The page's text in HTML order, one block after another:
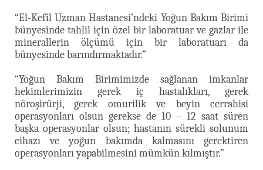
“El-Kefîl Uzman Hastanesi’ndeki Yoğun Bakım Birimi
bünyesinde tahlil için özel bir laboratuar ve gazlar ile
minerallerin ölçümü için bir laboratuarı da
bünyesinde barındırmaktadır.”
“Yoğun Bakım Birimimizde sağlanan imkanlar
hekimlerimizin gerek iç hastalıkları, gerek
nöroşirürji, gerek omurilik ve beyin cerrahisi
operasyonları olsun gerekse de 10 – 12 saat süren
başka operasyonlar olsun; hastanın sürekli solunum
cihazı ve yoğun bakımda kalmasını gerektiren
operasyonları yapabilmesini mümkün kılmıştır.”